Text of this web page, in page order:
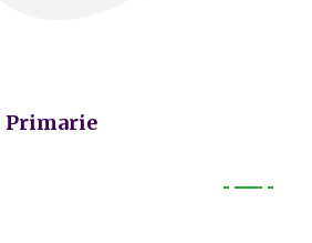
Primarie